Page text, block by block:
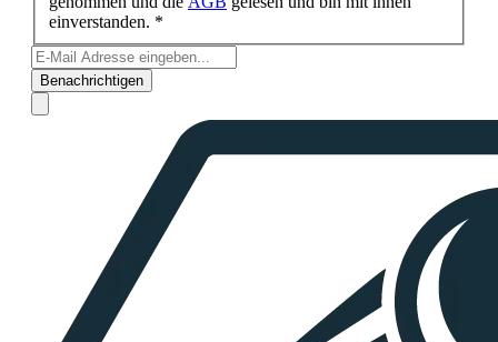
einverstanden. *
Benachrichtigen